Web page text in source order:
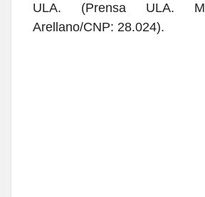
ULA. (Prensa ULA.
Arellano/CNP: 28.024).